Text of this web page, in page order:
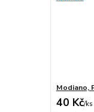
Modiano,
40 Kč/ks